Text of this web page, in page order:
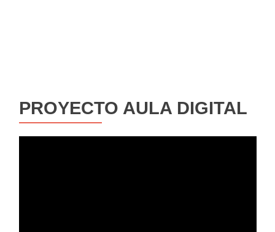
PROYECTO AULA DIGITAL